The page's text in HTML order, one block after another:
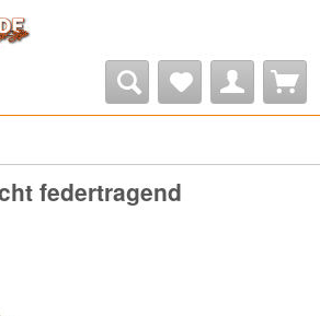
federtragend